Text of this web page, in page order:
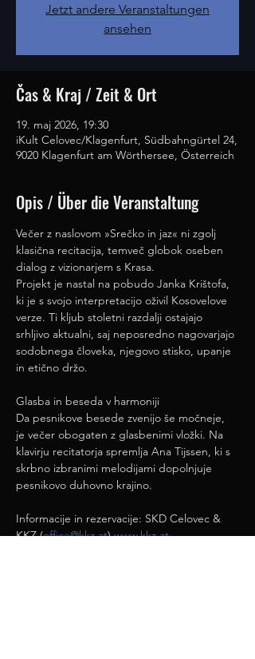
Jetzt andere Veranstaltungen
ansehen
Čas & Kraj / Zeit & Ort
19. maj 2026, 19:30
iKult Celovec/Klagenfurt, Südbahngürtel 24,
9020 Klagenfurt am Wörthersee, Österreich
Opis / Über die Veranstaltung
Večer z naslovom »Srečko in jaz« ni zgolj
klasična recitacija, temveč globok oseben
dialog z vizionarjem s Krasa.
Projekt je nastal na pobudo Janka Krištofa,
ki je s svojo interpretacijo oživil Kosovelove
verze. Ti kljub stoletni razdalji ostajajo
srhljivo aktualni, saj neposredno nagovarjajo
sodobnega človeka, njegovo stisko, upanje
in etično držo.
Glasba in beseda v harmoniji
Da pesnikove besede zvenijo še močneje,
je večer obogaten z glasbenimi vložki. Na
klavirju recitatorja spremlja Ana Tijssen, ki s
skrbno izbranimi melodijami dopolnjuje
pesnikovo duhovno krajino.
Informacije in rezervacije: SKD Celovec &
KKZ (office@kkz.at) www.kkz.at